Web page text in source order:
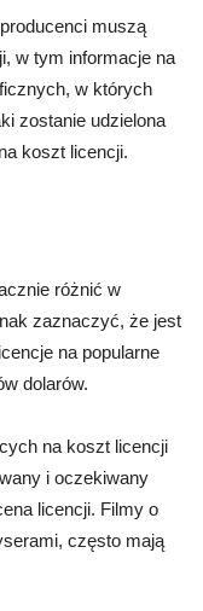
muszą
w tym informacje na
w których
zostanie udzielona
koszt licencji.
różnić w
zaznaczyć, że jest
na popularne
dolarów.
na koszt licencji
i oczekiwany
licencji. Filmy o
często mają